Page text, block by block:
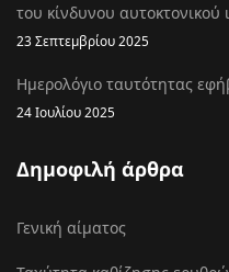
του κίνδυνου αυτοκτονικού
23 Σεπτεμβρίου 2025
Ημερολόγιο ταυτότητας
24 Ιουλίου 2025
Δημοφιλή άρθρα
Γενική αίματος